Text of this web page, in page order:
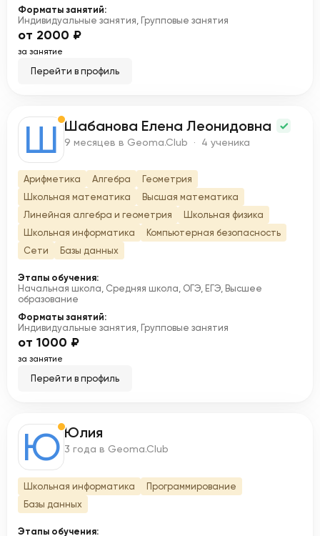
Форматы занятий:
Индивидуальные занятия, Групповые занятия
от 2000 ₽
за занятие
Перейти в профиль
Ш Шабанова Елена Леонидовна
9 месяцев в Geoma.Club · 4 ученика
Арифметика Алгебра
Геометрия
Школьная математика
Высшая математика
Линейная алгебра и геометрия
Школьная физика
Школьная информатика
Компьютерная безопасность
Сети
Базы данных
Этапы обучения:
Начальная школа, Средняя школа, ОГЭ, ЕГЭ, Высшее
образование
Форматы занятий:
Индивидуальные занятия, Групповые занятия
от 1000 ₽
за занятие
Перейти в профиль
Ю Юлия
3 года в Geoma.Club
Школьная информатика
Программирование
Базы данных
Этапы обучения: